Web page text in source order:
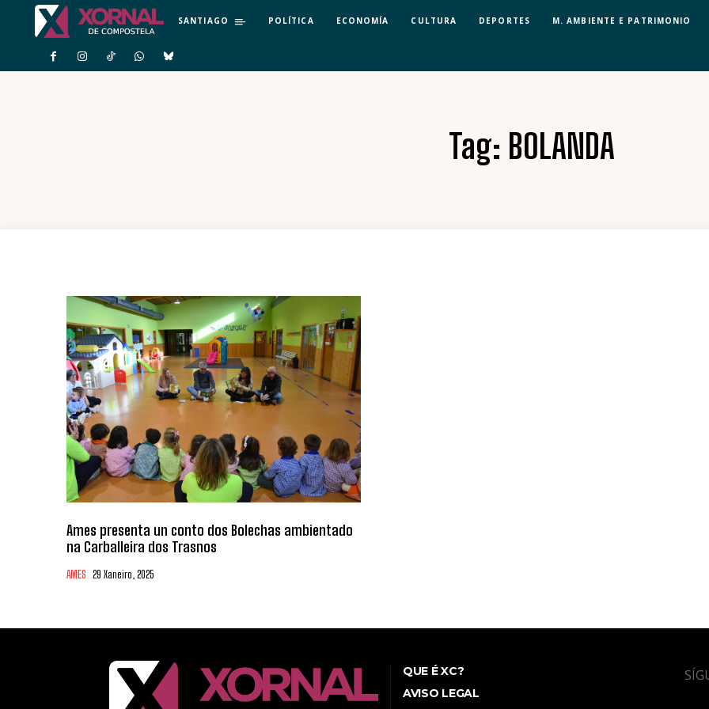
SANTIAGO POLÍTICA ECONOMÍA CULTURA DEPORTES M. AMBIENTE E PATRIMONIO
Tag: BOLANDA
Ames presenta un conto dos Bolechas ambientado
na Carballeira dos Trasnos
AMES 29 Xaneiro, 2025
QUE É XC?
AVISO LEGAL